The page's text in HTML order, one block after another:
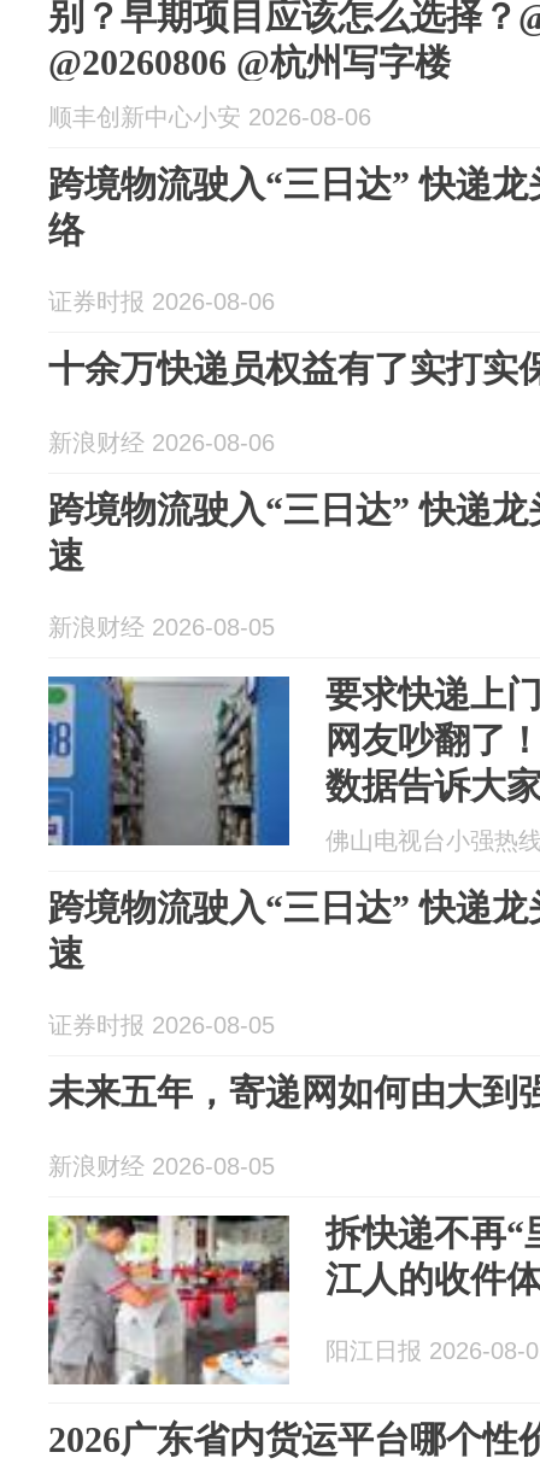
别？早期项目应该怎么选择？
@20260806 @杭州写字楼
顺丰创新中心小安 2026-08-06
跨境物流驶入“三日达” 快递
络
证券时报 2026-08-06
十余万快递员权益有了实打实
新浪财经 2026-08-06
跨境物流驶入“三日达” 快递
速
新浪财经 2026-08-05
要求快递上
网友吵翻了
数据告诉大
在哪里
佛山电视台小强热
跨境物流驶入“三日达” 快递
速
证券时报 2026-08-05
未来五年，寄递网如何由大到
新浪财经 2026-08-05
拆快递不再“
江人的收件
阳江日报 2026-08-
2026广东省内货运平台哪个性